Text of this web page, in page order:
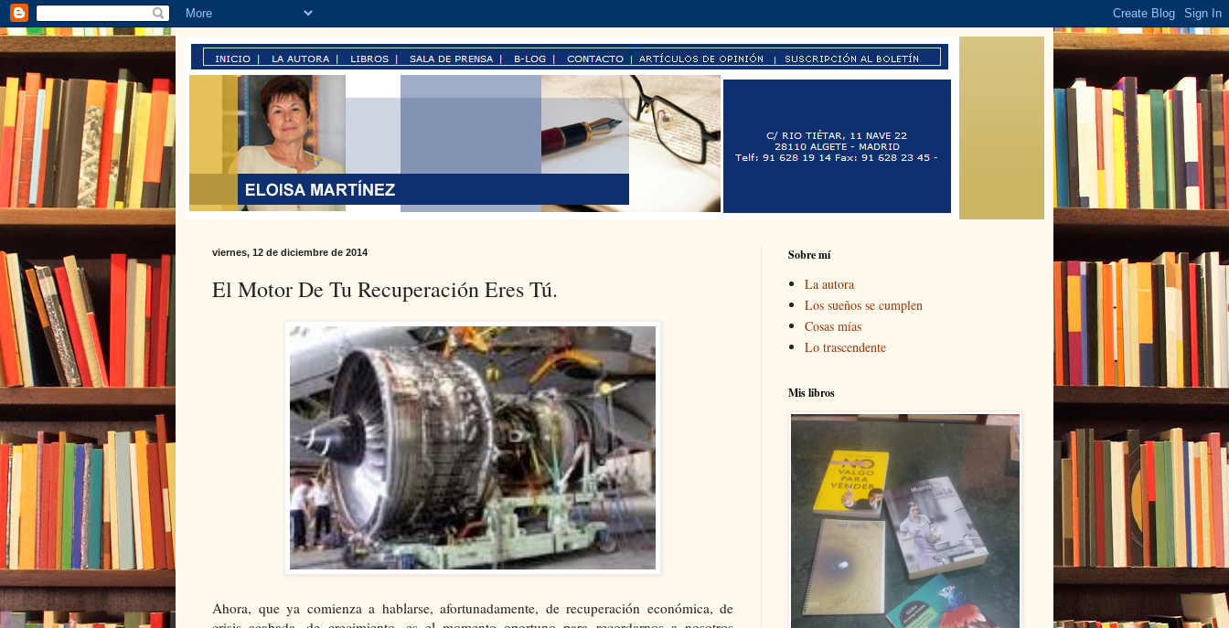
viernes, 12 de diciembre de 2014
El Motor De Tu Recuperación Eres Tú.
Ahora, que ya comienza a hablarse, afortunadamente, de recuperación económica, de
Sobre mí
La autora
Los sueños se cumplen
Cosas mías
Lo trascendente
Mis libros